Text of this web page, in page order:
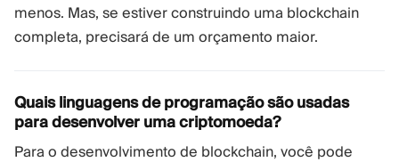
menos. Mas, se estiver construindo uma blockchain
completa, precisará de um orçamento maior.
Quais linguagens de programação são usadas
para desenvolver uma criptomoeda?
Para o desenvolvimento de blockchain, você pode